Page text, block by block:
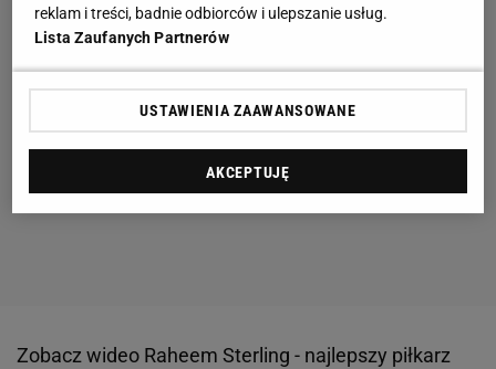
Zobacz wideo Raheem Sterling - najlepszy piłkarz
reklam i treści, badnie odbiorców i ulepszanie usług.
Lista Zaufanych Partnerów
USTAWIENIA ZAAWANSOWANE
AKCEPTUJĘ